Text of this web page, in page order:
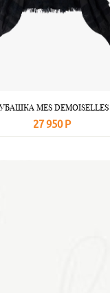
MES DEMOISELLES
27 950 Р